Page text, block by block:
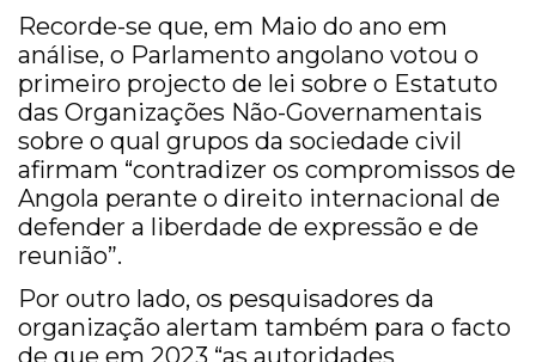
Recorde-se que, em Maio do ano em
análise, o Parlamento angolano votou o
primeiro projecto de lei sobre o Estatuto
das Organizações Não-Governamentais
sobre o qual grupos da sociedade civil
afirmam “contradizer os compromissos de
Angola perante o direito internacional de
defender a liberdade de expressão e de
reunião”.
Por outro lado, os pesquisadores da
organização alertam também para o facto